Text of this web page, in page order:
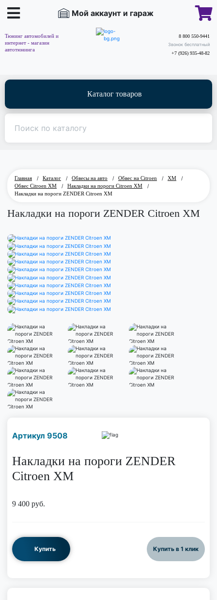
Мой аккаунт и гараж
Тюнинг автомобилей и
интернет - магазин
автотюнинга
8 800 550-9441
Звонок бесплатный
+7 (926) 935-48-82
Каталог товаров
Главная / Каталог / Обвесы на авто / Обвес на Citroen / XM
/
Обвес Citroen XM
/ Накладки на пороги Citroen XM
/
Накладки на пороги ZENDER Citroen XM
Накладки на пороги ZENDER Citroen XM
Артикул 9508
Накладки на пороги ZENDER
Citroen XM
9 400 руб.
Купить Купить в 1 клик